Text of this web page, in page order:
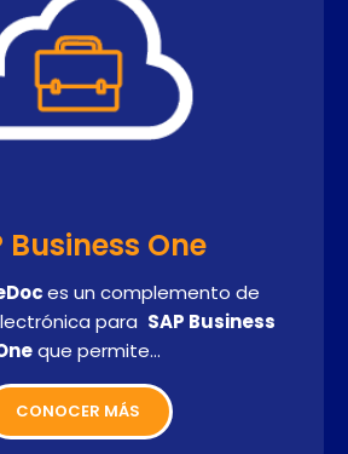
Business One
es un complemento de
para SAP Business
que permite…
CONOCER MÁS